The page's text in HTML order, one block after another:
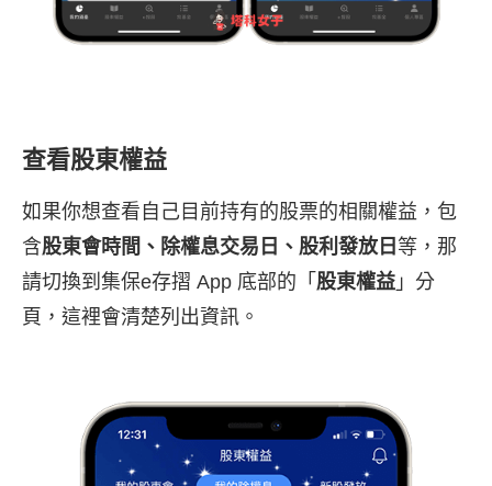
查看股東權益
如果你想查看自己目前持有的股票的相關權益，包
含股東會時間、除權息交易日、股利發放日 等，那
請切換到集保e存摺 App 底部的「 股東權益 」分
頁，這裡會清楚列出資訊。